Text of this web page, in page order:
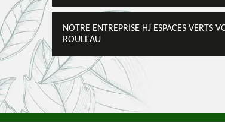
NOTRE ENTREPRISE HJ ESPACES VERTS
ROULEAU